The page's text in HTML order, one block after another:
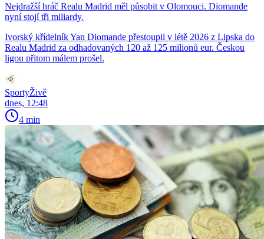
Nejdražší hráč Realu Madrid měl působit v Olomouci. Diomande
nyní stojí tři miliardy.
Ivorský křídelník Yan Diomande přestoupil v létě 2026 z Lipska do
Realu Madrid za odhadovaných 120 až 125 milionů eur. Českou
ligou přitom málem prošel.
SportyŽivě
dnes, 12:48
4 min